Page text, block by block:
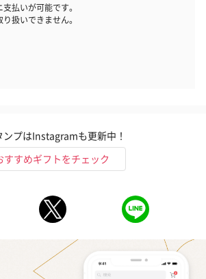
払いが可能です。
扱いできません。
ンプはInstagramも更新中！
すすめギフトをチェック